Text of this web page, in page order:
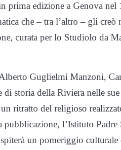
prima edizione a Genova
che – tra l’altro – gli
curata per lo Studiolo da
Guglielmi Manzoni,
storia della Riviera nelle
ritratto del religioso
pubblicazione, l’Istituto
un pomeriggio